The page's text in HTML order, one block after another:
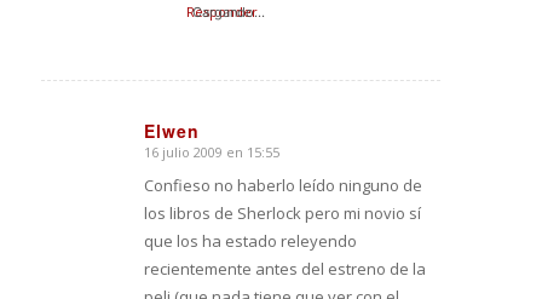
Cargando...
Responder
Elwen
Dice:
16 julio 2009 en 15:55
Confieso no haberlo leído ninguno de
los libros de Sherlock pero mi novio sí
que los ha estado releyendo
recientemente antes del estreno de la